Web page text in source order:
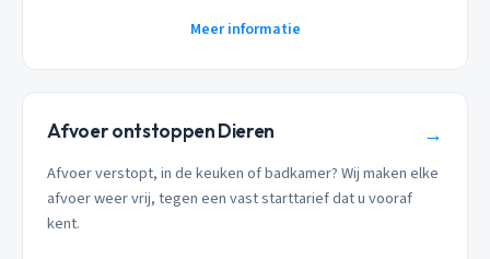
Meer informatie
Afvoer ontstoppen Dieren →
Afvoer verstopt, in de keuken of badkamer? Wij maken elke
afvoer weer vrij, tegen een vast starttarief dat u vooraf
kent.